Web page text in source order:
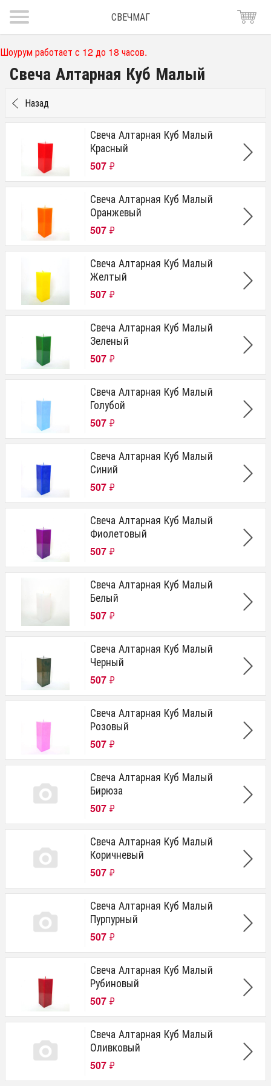
СВЕЧМАГ
Шоурум работает с 12 до 18 часов.
Свеча Алтарная Куб Малый
Назад
Свеча Алтарная Куб Малый
Красный
507 ₽
Свеча Алтарная Куб Малый
Оранжевый
507 ₽
Свеча Алтарная Куб Малый
Желтый
507 ₽
Свеча Алтарная Куб Малый
Зеленый
507 ₽
Свеча Алтарная Куб Малый
Голубой
507 ₽
Свеча Алтарная Куб Малый
Синий
507 ₽
Свеча Алтарная Куб Малый
Фиолетовый
507 ₽
Свеча Алтарная Куб Малый
Белый
507 ₽
Свеча Алтарная Куб Малый
Черный
507 ₽
Свеча Алтарная Куб Малый
Розовый
507 ₽
Свеча Алтарная Куб Малый
Бирюза
507 ₽
Свеча Алтарная Куб Малый
Коричневый
507 ₽
Свеча Алтарная Куб Малый
Пурпурный
507 ₽
Свеча Алтарная Куб Малый
Рубиновый
507 ₽
Свеча Алтарная Куб Малый
Оливковый
507 ₽